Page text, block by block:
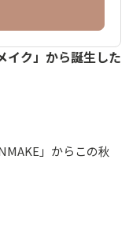
ク」から誕生した
」からこの秋